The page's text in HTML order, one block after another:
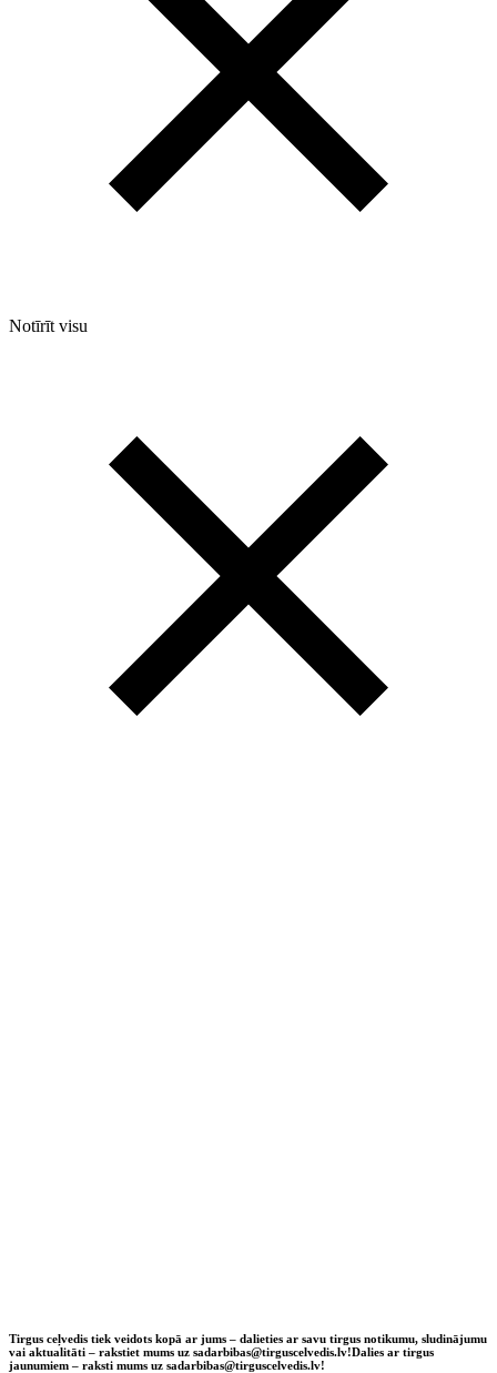
Notīrīt visu
Tirgus ceļvedis tiek veidots kopā ar jums – dalieties ar savu tirgus notikumu, sludinājumu
vai aktualitāti – rakstiet mums uz sadarbibas@tirguscelvedis.lv!Dalies ar tirgus
jaunumiem – raksti mums uz sadarbibas@tirguscelvedis.lv!